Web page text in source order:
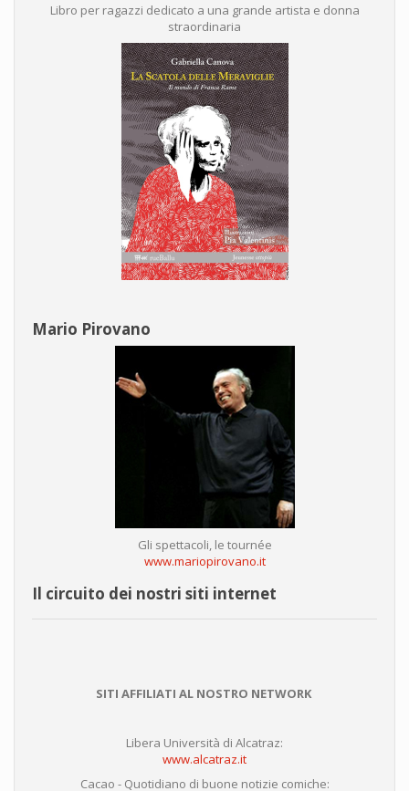
Libro per ragazzi dedicato a una grande artista e donna
straordinaria
Mario Pirovano
Gli spettacoli, le tournée
www.mariopirovano.it
Il circuito dei nostri siti internet
SITI AFFILIATI AL NOSTRO NETWORK
Libera Università di Alcatraz:
www.alcatraz.it
Cacao - Quotidiano di buone notizie comiche: